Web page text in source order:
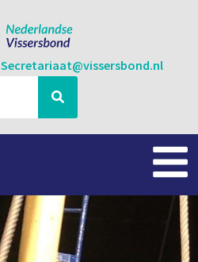
Secretariaat@vissersbond.nl